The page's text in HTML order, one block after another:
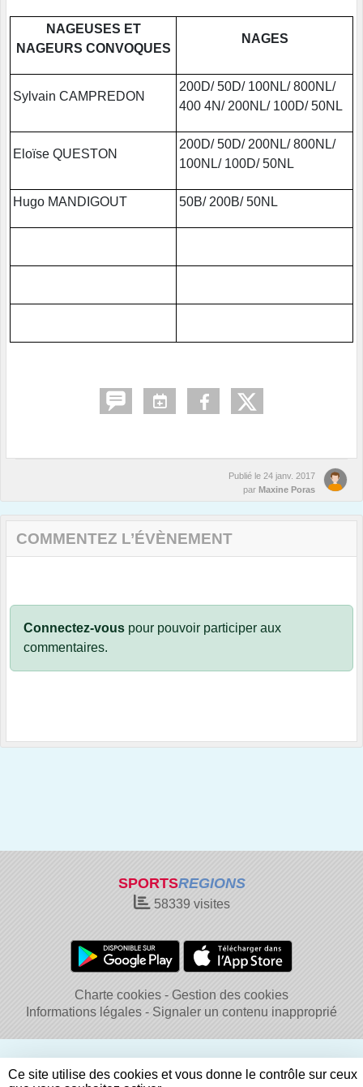
NAGEUSES ET
NAGEURS CONVOQUES
NAGES
Sylvain CAMPREDON
200D/ 50D/ 100NL/ 800NL/
400 4N/ 200NL/ 100D/ 50NL
Eloïse QUESTON
200D/ 50D/ 200NL/ 800NL/
100NL/ 100D/ 50NL
Hugo MANDIGOUT 50B/ 200B/ 50NL
Publié le 24 janv. 2017
par Maxine Poras
COMMENTEZ L’ÉVÈNEMENT
Connectez-vous pour pouvoir participer aux
commentaires.
SPORTSREGIONS
58339 visites
Charte cookies
Gestion des cookies
Informations légales
Signaler un contenu inapproprié
Ce site utilise des cookies et vous donne le contrôle sur ceux